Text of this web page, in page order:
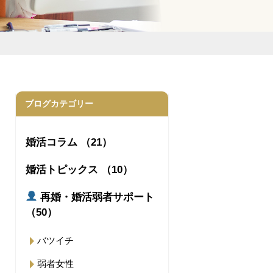
ブログカテゴリー
婚活コラム （21）
婚活トピックス （10）
再婚・婚活弱者サポート
（50）
バツイチ
弱者女性